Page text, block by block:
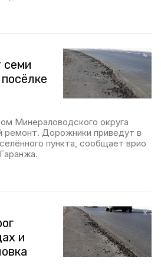
семи
Минераловодского округа
ремонт. Дорожники приведут в
пункта, сообщает врио
и